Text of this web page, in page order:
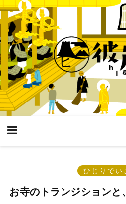
ひじりでい
お寺のトランジションと